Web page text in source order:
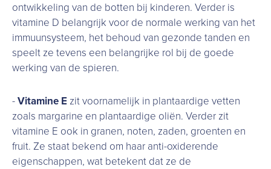
ontwikkeling van de botten bij kinderen. Verder is
vitamine D belangrijk voor de normale werking van het
immuunsysteem, het behoud van gezonde tanden en
speelt ze tevens een belangrijke rol bij de goede
werking van de spieren.
-Vitamine E zit voornamelijk in plantaardige vetten
zoals margarine en plantaardige oliën. Verder zit
vitamine E ook in granen, noten, zaden, groenten en
fruit. Ze staat bekend om haar anti-oxiderende
eigenschappen, wat betekent dat ze de